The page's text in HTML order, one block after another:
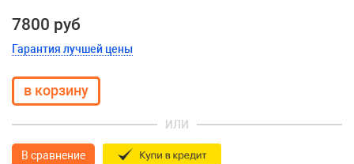
7800 руб
Гарантия лучшей цены
ИЛИ
В сравнение